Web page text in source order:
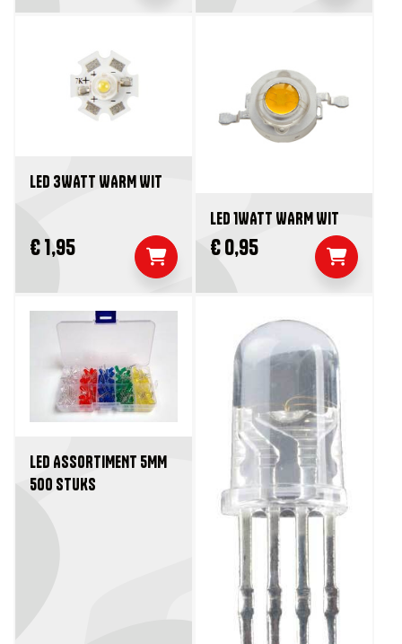
LED 3WATT WARM WIT
€ 1,95
LED 1WATT WARM WIT
€ 0,95
LED ASSORTIMENT 5MM
500 STUKS